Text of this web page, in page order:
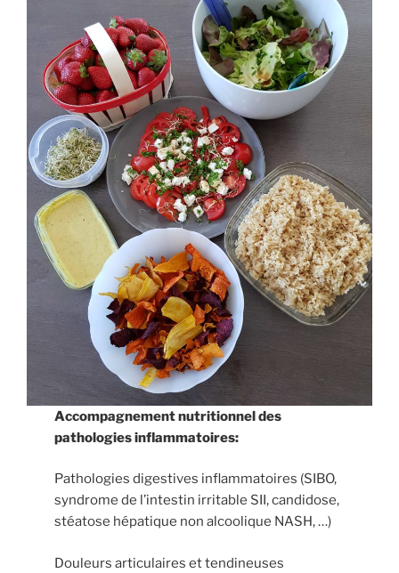
Accompagnement nutritionnel des
pathologies inflammatoires:
Pathologies digestives inflammatoires (SIBO,
syndrome de l’intestin irritable SII, candidose,
stéatose hépatique non alcoolique NASH, …)
Douleurs articulaires et tendineuses